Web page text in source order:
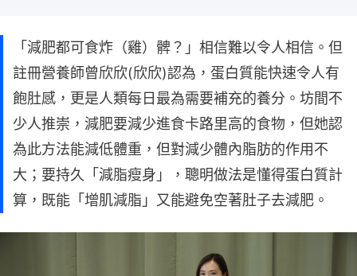
「減肥都可食炸（雞）髀？」相信難以令人相信。但
註冊營養師曾欣欣(欣欣)認為，蛋白質能快速令人有
飽肚感，更是人類每日最為需要補充的養分。坊間不
少人推崇，減肥要減少進食卡路里高的食物，但她認
為此方法能減低體重，但對減少體內脂肪的作用不
大；要持久「減脂瘦身」，聰明做法是懂得蛋白質計
算，既能「增肌減脂」又能避免空著肚子去減肥。